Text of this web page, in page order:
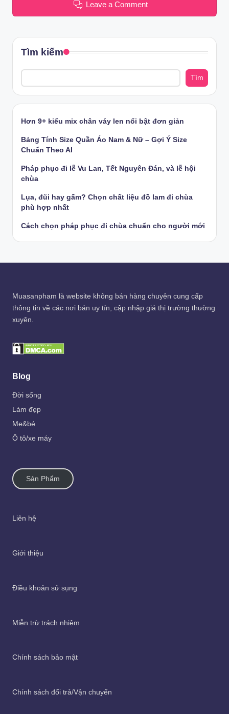
Leave a Comment
Tìm kiếm
Tìm
Hơn 9+ kiểu mix chân váy len nổi bật đơn giản
Bảng Tính Size Quần Áo Nam & Nữ – Gợi Ý Size
Chuẩn Theo AI
Pháp phục đi lễ Vu Lan, Tết Nguyên Đán, và lễ hội
chùa
Lụa, đũi hay gấm? Chọn chất liệu đồ lam đi chùa
phù hợp nhất
Cách chọn pháp phục đi chùa chuẩn cho người mới
Muasanpham là website không bán hàng chuyên cung cấp
thông tin về các nơi bán uy tín, cập nhập giá thị trường thường
xuyên.
Blog
Đời sống
Làm đẹp
Mẹ&bé
Ô tô/xe máy
Sản Phẩm
Liên hệ
Giới thiệu
Điều khoản sử sụng
Miễn trừ trách nhiệm
Chính sách bảo mật
Chính sách đổi trả/Vận chuyển